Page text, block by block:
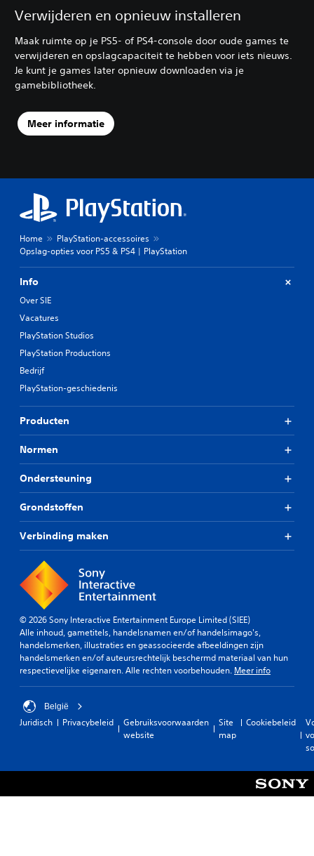
Verwijderen en opnieuw installeren
Maak ruimte op je PS5- of PS4-console door oude games te
verwijderen en opslagcapaciteit te hebben voor iets nieuws.
Je kunt je games later opnieuw downloaden via je
gamebibliotheek.
Meer informatie
Home
PlayStation-accessoires
Opslag-opties voor PS5 & PS4 | PlayStation
Info
Over SIE
Vacatures
PlayStation Studios
PlayStation Productions
Bedrijf
PlayStation-geschiedenis
Producten
Normen
Ondersteuning
Grondstoffen
Verbinding maken
© 2026 Sony Interactive Entertainment Europe Limited (SIEE)
Alle inhoud, gametitels, handelsnamen en/of handelsimago's,
handelsmerken, illustraties en geassocieerde afbeeldingen zijn
handelsmerken en/of auteursrechtelijk beschermd materiaal van hun
respectievelijke eigenaren. Alle rechten voorbehouden. Meer info
België
Juridisch Privacybeleid
Gebruiksvoorwaarden
website
Site
map
Cookiebeleid